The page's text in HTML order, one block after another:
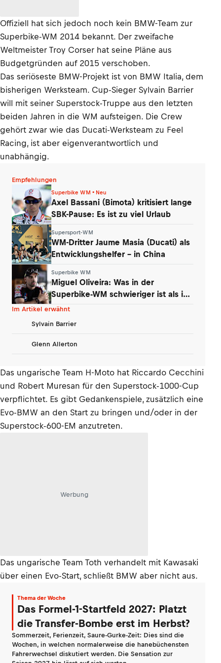
Offiziell hat sich jedoch noch kein BMW-Team zur
Superbike-WM 2014 bekannt. Der zweifache
Weltmeister Troy Corser hat seine Pläne aus
Budgetgründen auf 2015 verschoben.
Das seriöseste BMW-Projekt ist von BMW Italia, dem
bisherigen Werksteam. Cup-Sieger Sylvain Barrier
will mit seiner Superstock-Truppe aus den letzten
beiden Jahren in die WM aufsteigen. Die Crew
gehört zwar wie das Ducati-Werksteam zu Feel
Racing, ist aber eigenverantwortlich und
unabhängig.
Empfehlungen
Superbike WM • Neu
Axel Bassani (Bimota) kritisiert lange
SBK-Pause: Es ist zu viel Urlaub
Supersport-WM
WM-Dritter Jaume Masia (Ducati) als
Entwicklungshelfer – in China
Superbike WM
Miguel Oliveira: Was in der
Superbike-WM schwieriger ist als in
der MotoGP
Im Artikel erwähnt
Sylvain Barrier
Glenn Allerton
Das ungarische Team H-Moto hat Riccardo Cecchini
und Robert Muresan für den Superstock-1000-Cup
verpflichtet. Es gibt Gedankenspiele, zusätzlich eine
Evo-BMW an den Start zu bringen und/oder in der
Superstock-600-EM anzutreten.
Werbung
Das ungarische Team Toth verhandelt mit Kawasaki
über einen Evo-Start, schließt BMW aber nicht aus.
Thema der Woche
Das Formel-1-Startfeld 2027: Platzt
die Transfer-Bombe erst im Herbst?
Sommerzeit, Ferienzeit, Saure-Gurke-Zeit: Dies sind die
Wochen, in welchen normalerweise die hanebüchensten
Fahrerwechsel diskutiert werden. Die Sensation zur